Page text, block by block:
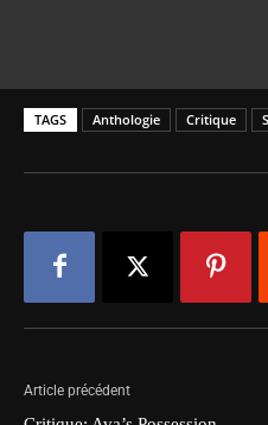
TAGS Anthologie Critique
Article précédent